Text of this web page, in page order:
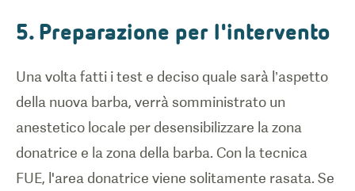
5. Preparazione per l'intervento
Una volta fatti i test e deciso quale sarà l’aspetto
della nuova barba, verrà somministrato un
anestetico locale per desensibilizzare la zona
donatrice e la zona della barba. Con la tecnica
FUE, l'area donatrice viene solitamente rasata. Se